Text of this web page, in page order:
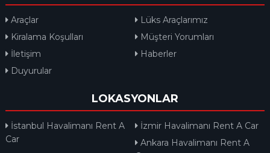
Araçlar
Lüks Araçlarımız
Kiralama Koşulları
Müşteri Yorumları
İletişim
Haberler
Duyurular
LOKASYONLAR
İstanbul Havalimanı Rent A
Car
İzmir Havalimanı Rent A Car
Ankara Havalimanı Rent A